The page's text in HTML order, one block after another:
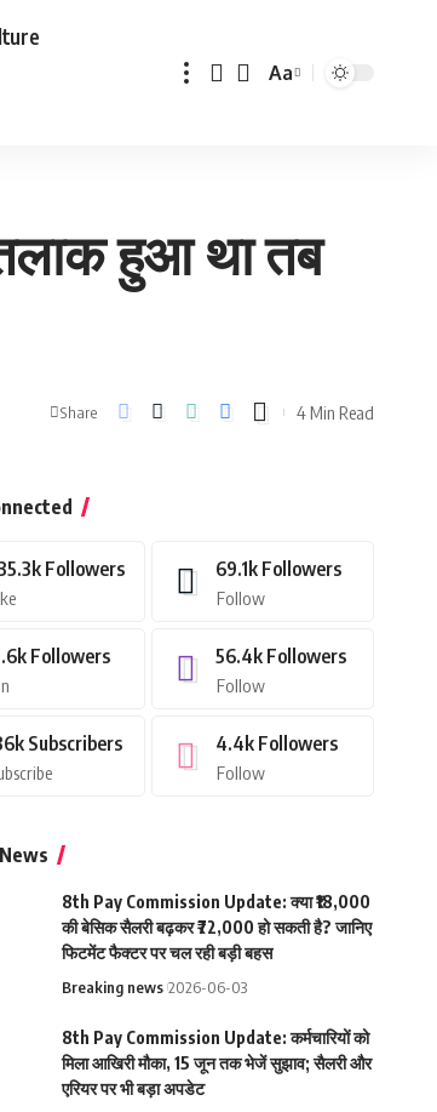
Font
Aa
तलाक हुआ था तब
Share 4 Min Read
Followers 69.1k Followers
Follow
Followers 56.4k Followers
Follow
Subscribers 4.4k Followers
Follow
8th Pay Commission Update: क्या ₹18,000
की बेसिक सैलरी बढ़कर ₹72,000 हो सकती है? जानिए
फिटमेंट फैक्टर पर चल रही बड़ी बहस
Breaking news 2026-06-03
8th Pay Commission Update: कर्मचारियों को
मिला आखिरी मौका, 15 जून तक भेजें सुझाव; सैलरी और
एरियर पर भी बड़ा अपडेट